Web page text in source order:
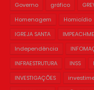
Governo
gráfico
Homenagem
Homicídio
IGREJA SANTA
Independência
INFRAESTRUTURA
INSS
INVESTIGAÇÕES